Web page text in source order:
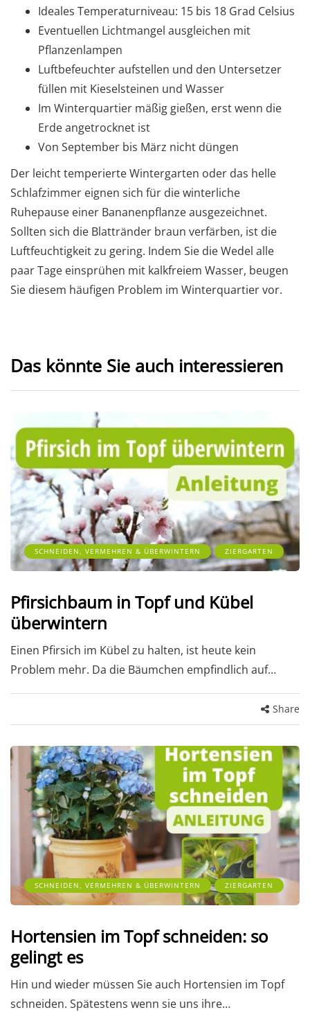
Ideales Temperaturniveau: 15 bis 18 Grad Celsius
Eventuellen Lichtmangel ausgleichen mit
Pflanzenlampen
Luftbefeuchter aufstellen und den Untersetzer
füllen mit Kieselsteinen und Wasser
Im Winterquartier mäßig gießen, erst wenn die
Erde angetrocknet ist
Von September bis März nicht düngen
Der leicht temperierte Wintergarten oder das helle
Schlafzimmer eignen sich für die winterliche
Ruhepause einer Bananenpflanze ausgezeichnet.
Sollten sich die Blattränder braun verfärben, ist die
Luftfeuchtigkeit zu gering. Indem Sie die Wedel alle
paar Tage einsprühen mit kalkfreiem Wasser, beugen
Sie diesem häufigen Problem im Winterquartier vor.
Das könnte Sie auch interessieren
SCHNEIDEN, VERMEHREN & ÜBERWINTERN ZIERGARTEN
Pfirsichbaum in Topf und Kübel
überwintern
Einen Pfirsich im Kübel zu halten, ist heute kein
Problem mehr. Da die Bäumchen empfindlich auf…
Share
SCHNEIDEN, VERMEHREN & ÜBERWINTERN ZIERGARTEN
Hortensien im Topf schneiden: so
gelingt es
Hin und wieder müssen Sie auch Hortensien im Topf
schneiden. Spätestens wenn sie uns ihre…